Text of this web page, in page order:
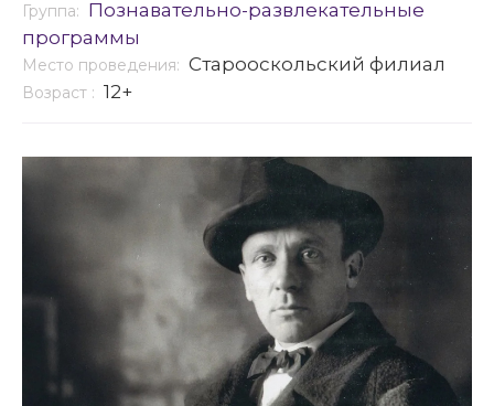
Группа: Познавательно-развлекательные
программы
Место проведения: Старооскольский филиал
Возраст : 12+